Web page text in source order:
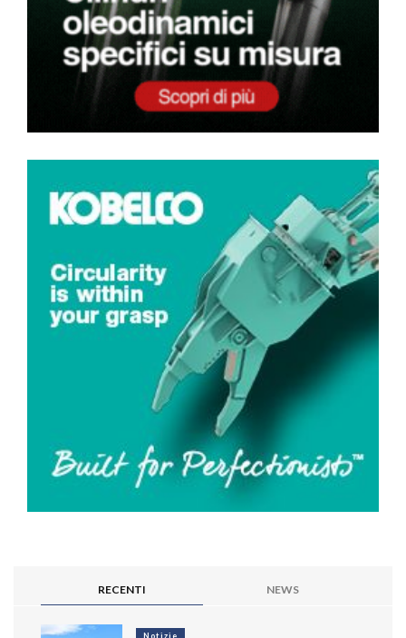
RECENTI NEWS